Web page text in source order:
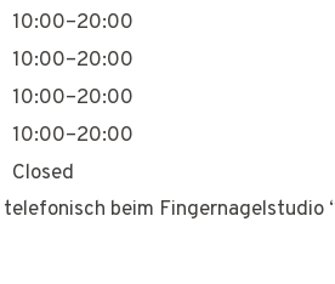
10:00–20:00
10:00–20:00
10:00–20:00
10:00–20:00
Closed
beim Fingernagelstudio